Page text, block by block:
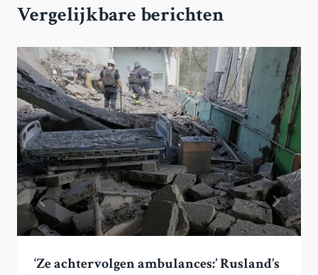
Vergelijkbare berichten
‘Ze achtervolgen ambulances:’ Rusland’s